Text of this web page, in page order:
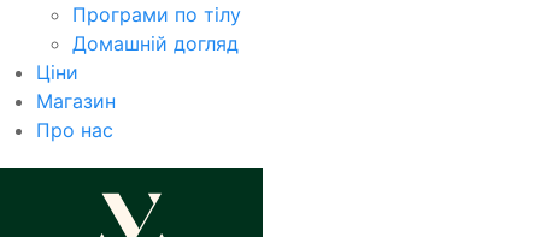
Програми по тілу
Домашній догляд
Ціни
Магазин
Про нас